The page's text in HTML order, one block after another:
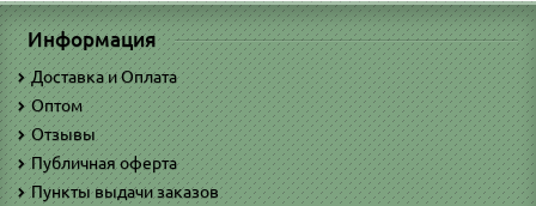
Информация
Доставка и Оплата
Оптом
Отзывы
Публичная оферта
Пункты выдачи заказов